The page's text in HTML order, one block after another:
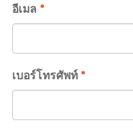
อีเมล *
เบอร์โทรศัพท์ *